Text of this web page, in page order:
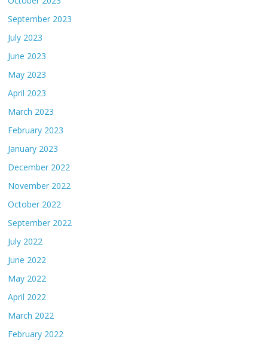
September 2023
July 2023
June 2023
May 2023
April 2023
March 2023
February 2023
January 2023
December 2022
November 2022
October 2022
September 2022
July 2022
June 2022
May 2022
April 2022
March 2022
February 2022